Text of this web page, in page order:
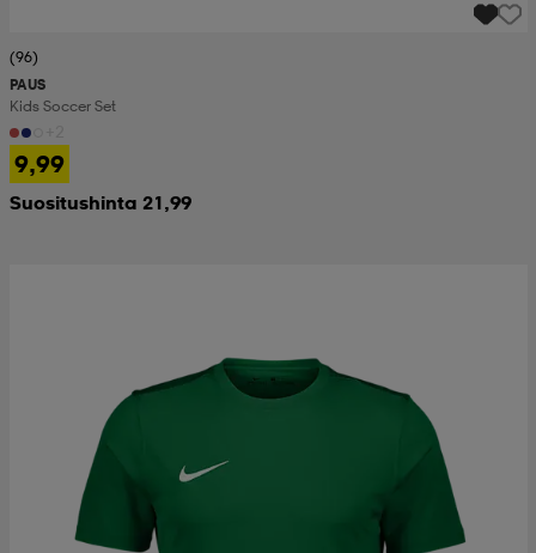
(96)
PAUS
Kids Soccer Set
9,99
Suositushinta 21,99